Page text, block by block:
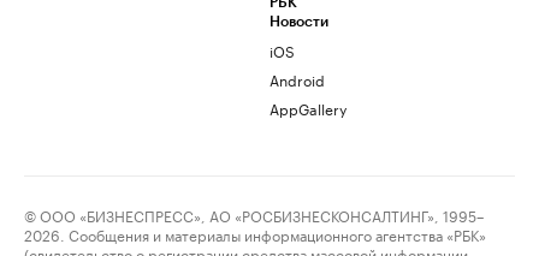
Новости
iOS
Android
AppGallery
© ООО «БИЗНЕСПРЕСС», АО «РОСБИЗНЕСКОНСАЛТИНГ», 1995–
2026. Сообщения и материалы информационного агентства «РБК»